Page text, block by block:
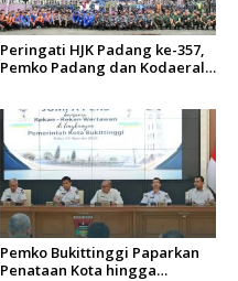
Peringati HJK Padang ke-357,
Pemko Padang dan Kodaeral
Pemko Bukittinggi Paparkan
Penataan Kota hingga